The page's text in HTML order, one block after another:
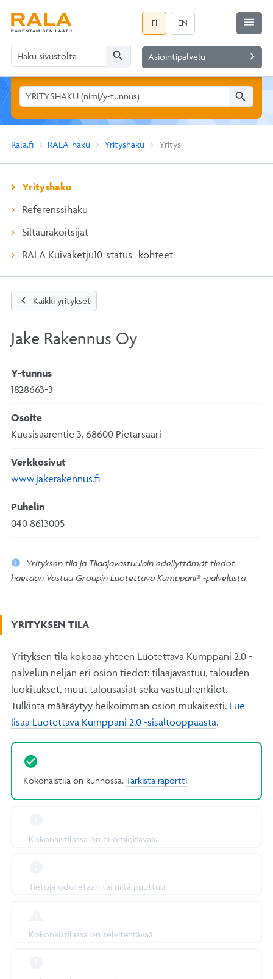
FI EN
search Asiointipalvelu navigate_next
menu
search
Rala.fi RALA-haku Yrityshaku Yritys
Yrityshaku
Referenssihaku
Siltaurakoitsijat
RALA Kuivaketju10-status -kohteet
chevron_left Kaikki yritykset
Jake Rakennus Oy
Y-tunnus
1828663-3
Osoite
Kuusisaarentie 3, 68600 Pietarsaari
Verkkosivut
www.jakerakennus.fi
Puhelin
040 8613005
Yrityksen tila ja Tilaajavastuulain edellyttämät tiedot
haetaan Vastuu Groupin Luotettava Kumppani® -palvelusta.
YRITYKSEN TILA
Yrityksen tila kokoaa yhteen Luotettava Kumppani 2.0 -
palvelun neljän eri osion tiedot: tilaajavastuu, talouden
luokitukset, muut talousasiat sekä vastuuhenkilöt.
Tulkinta määräytyy heikoimman osion mukaisesti. Lue
lisää Luotettava Kumppani 2.0 -sisältöoppaasta.
Kokonaistila on kunnossa. Tarkista raportti
Kokonaistilassa on huomioitavaa.
Tietoja odotetaan tai niitä puuttuu.
Kokonaistilassa on selvitettävää.